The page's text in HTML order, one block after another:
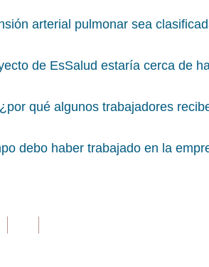
arterial pulmonar sea
de EsSalud estaría cerca de
qué algunos trabajadores
debo haber trabajado en la